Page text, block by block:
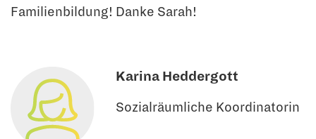
Familienbildung! Danke Sarah!
Karina Heddergott
Sozialräumliche Koordinatorin